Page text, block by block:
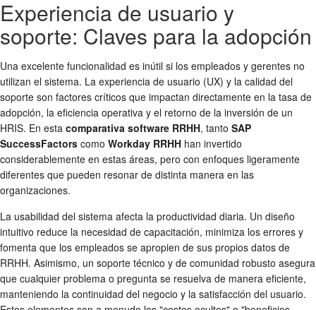
Experiencia de usuario y
soporte: Claves para la adopción
Una excelente funcionalidad es inútil si los empleados y gerentes no
utilizan el sistema. La experiencia de usuario (UX) y la calidad del
soporte son factores críticos que impactan directamente en la tasa de
adopción, la eficiencia operativa y el retorno de la inversión de un
HRIS. En esta comparativa software RRHH, tanto SAP
SuccessFactors como Workday RRHH han invertido
considerablemente en estas áreas, pero con enfoques ligeramente
diferentes que pueden resonar de distinta manera en las
organizaciones.
La usabilidad del sistema afecta la productividad diaria. Un diseño
intuitivo reduce la necesidad de capacitación, minimiza los errores y
fomenta que los empleados se apropien de sus propios datos de
RRHH. Asimismo, un soporte técnico y de comunidad robusto asegura
que cualquier problema o pregunta se resuelva de manera eficiente,
manteniendo la continuidad del negocio y la satisfacción del usuario.